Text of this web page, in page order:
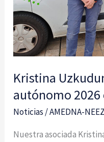
Kristina
autónomo 2026
Noticias /AMEDNA-
Nuestra asociada
2026
en
Navarra